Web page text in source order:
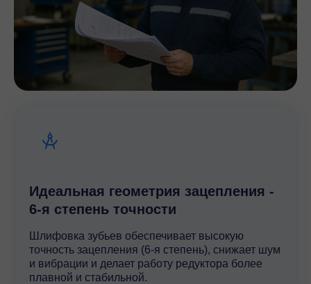
Идеальная геометрия зацепления -
6-я степень точности
Шлифовка зубьев обеспечивает высокую
точность зацепления (6-я степень), снижает шум
и вибрации и делает работу редуктора более
плавной и стабильной.